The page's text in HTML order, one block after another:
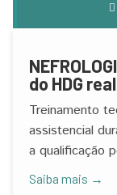
do HDG
Treinamento
assistencial
a qualificação
Saiba mais →